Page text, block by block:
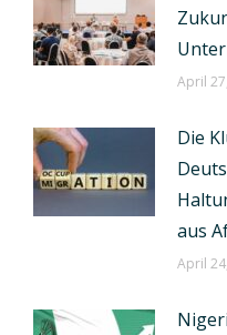
April
Die
aus
April